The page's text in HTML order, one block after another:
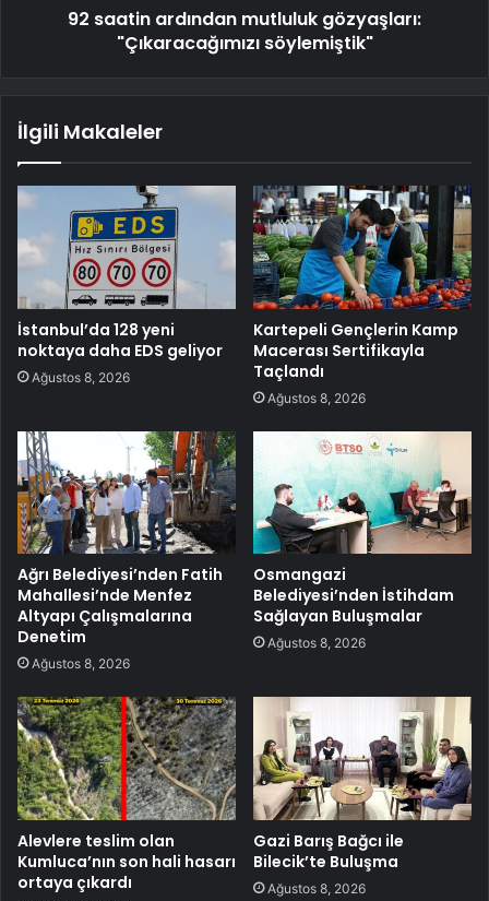
92 saatin ardından mutluluk gözyaşları:
"Çıkaracağımızı söylemiştik"
İlgili Makaleler
İstanbul’da 128 yeni
noktaya daha EDS geliyor
Ağustos 8, 2026
Kartepeli Gençlerin Kamp
Macerası Sertifikayla
Taçlandı
Ağustos 8, 2026
Ağrı Belediyesi’nden Fatih
Mahallesi’nde Menfez
Altyapı Çalışmalarına
Denetim
Ağustos 8, 2026
Osmangazi
Belediyesi’nden İstihdam
Sağlayan Buluşmalar
Ağustos 8, 2026
Alevlere teslim olan
Kumluca’nın son hali hasarı
ortaya çıkardı
Gazi Barış Bağcı ile
Bilecik’te Buluşma
Ağustos 8, 2026